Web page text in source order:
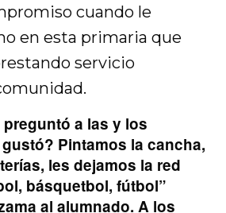
cuando le
en esta primaria que
servicio
a las y los
Pintamos la cancha,
les dejamos la red
básquetbol, fútbol”
al alumnado. A los